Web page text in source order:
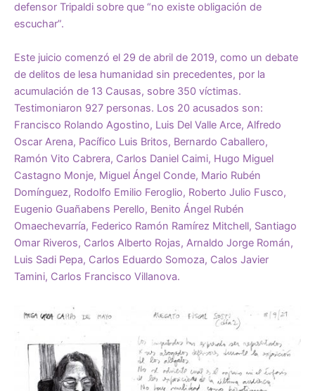
defensor Tripaldi sobre que “no existe obligación de
escuchar”.
Este juicio comenzó el 29 de abril de 2019, como un debate
de delitos de lesa humanidad sin precedentes, por la
acumulación de 13 Causas, sobre 350 víctimas.
Testimoniaron 927 personas. Los 20 acusados son:
Francisco Rolando Agostino, Luis Del Valle Arce, Alfredo
Oscar Arena, Pacífico Luis Britos, Bernardo Caballero,
Ramón Vito Cabrera, Carlos Daniel Caimi, Hugo Miguel
Castagno Monje, Miguel Ángel Conde, Mario Rubén
Domínguez, Rodolfo Emilio Feroglio, Roberto Julio Fusco,
Eugenio Guañabens Perello, Benito Ángel Rubén
Omaechevarría, Federico Ramón Ramírez Mitchell, Santiago
Omar Riveros, Carlos Alberto Rojas, Arnaldo Jorge Román,
Luis Sadi Pepa, Carlos Eduardo Somoza, Calos Javier
Tamini, Carlos Francisco Villanova.